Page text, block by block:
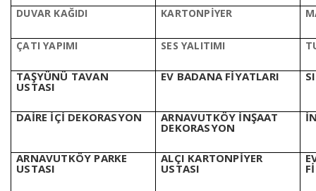
DUVAR KAĞIDI KARTONPİYER
ÇATI YAPIMI SES YALITIMI
TAŞYÜNÜ TAVAN
USTASI
EV BADANA FİYATLARI
DAİRE İÇİ DEKORASYON ARNAVUTKÖY İNŞAAT
DEKORASYON
ARNAVUTKÖY PARKE
USTASI
ALÇI KARTONPİYER
USTASI